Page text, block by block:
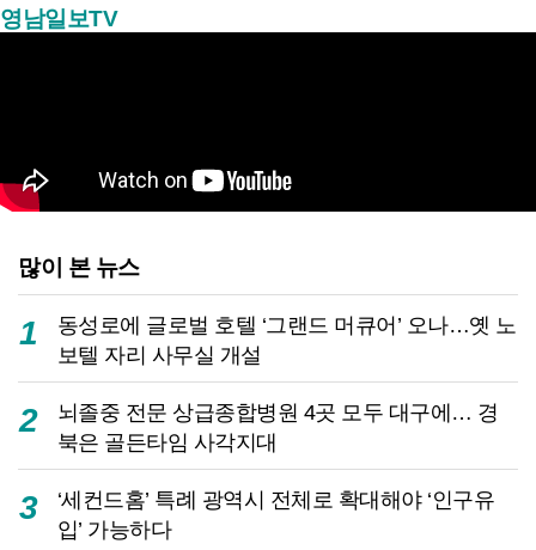
영남일보TV
많이 본 뉴스
1
동성로에 글로벌 호텔 ‘그랜드 머큐어’ 오나…옛 노
보텔 자리 사무실 개설
2
뇌졸중 전문 상급종합병원 4곳 모두 대구에… 경
북은 골든타임 사각지대
3
‘세컨드홈’ 특례 광역시 전체로 확대해야 ‘인구유
입’ 가능하다